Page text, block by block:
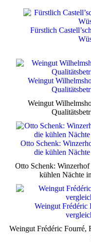
Fürstlich
Weingut
Weingut
Otto Schenk:
die kühlen
Otto Schenk:
kühlen Nächte
Weingut Frédéric
Weingut Frédéric Fourré,